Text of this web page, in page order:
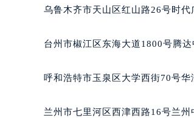
辽宁省阜新市海州
辽宁省锦州市古塔
辽宁省盘锦市兴隆
辽宁省营口市站前
乌鲁木齐市天山区红山路26号时
台州市椒江区东海大道1800号腾
呼和浩特市玉泉区大学西街70号
兰州市七里河区西津西路16号兰